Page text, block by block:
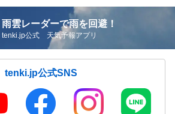
雨雲レーダーで雨を回避！
tenki.jp公式 天気予報アプリ
tenki.jp公式SNS